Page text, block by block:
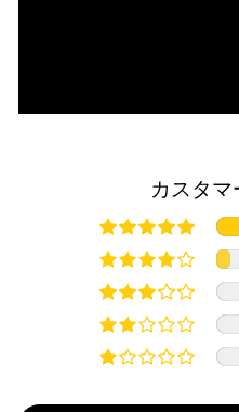
にて発送ください。
※着払いで発送された場合に
iMotorcycle Japan
東京都文京区白山5-8-12 NF
※ American Expressで
す。
※ Diners Clubは分割払
※ 手数料、利息はご利
ので、事前にご確認くだ
希望の場合は、ご対応いたし
お取り寄せの場合
早まる場合もございます。
・運送状況や繁忙期の影響に
配送送料について
カスタ